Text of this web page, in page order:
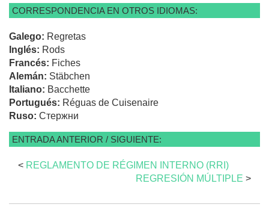
CORRESPONDENCIA EN OTROS IDIOMAS:
Galego: Regretas
Inglés: Rods
Francés: Fiches
Alemán: Stäbchen
Italiano: Bacchette
Portugués: Réguas de Cuisenaire
Ruso: Стержни
ENTRADA ANTERIOR / SIGUIENTE:
< REGLAMENTO DE RÉGIMEN INTERNO (RRI)
REGRESIÓN MÚLTIPLE >